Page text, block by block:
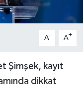
A- A+
Şimşek, kayıt
dikkat